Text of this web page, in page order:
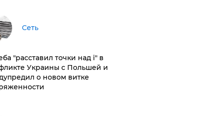
Сеть
"расставил точки над і" в
Украины с Польшей и
о новом витке